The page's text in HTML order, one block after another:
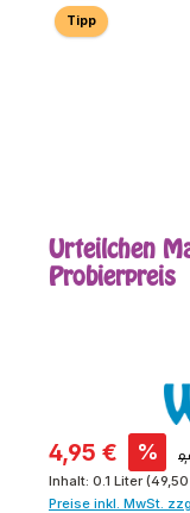
Tipp
Urteilchen
Probierpreis
Verkaufspreis:
4,95 € %
Inhalt: 0.1 Liter (49,50
Preise inkl. MwSt.